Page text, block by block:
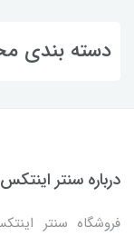
دسته بندی
درباره سنتر اینتکس
فروشگاه سنتر